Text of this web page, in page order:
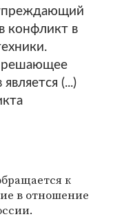
конфликт в
решающее
(...)
к
в отношение